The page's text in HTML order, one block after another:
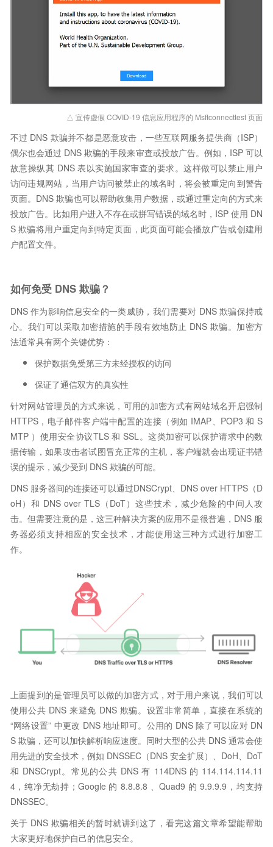
△ 宣传虚假 COVID-19 信息应用程序的 Msftconnecttest 页面
不过 DNS 欺骗并不都是恶意攻击，一些互联网服务提供商（ISP）
偶尔也会通过 DNS 欺骗的手段来审查或投放广告。例如，ISP 可以
故意操纵其 DNS 表以实施国家审查的要求。这样做可以禁止用户
访问违规网站，当用户访问被禁止的域名时，将会被重定向到警告
页面。DNS 欺骗也可以帮助收集用户数据，或通过重定向的方式来
投放广告。比如用户进入不存在或拼写错误的域名时，ISP 使用 DN
S 欺骗将用户重定向到特定页面，此页面可能会播放广告或创建用
户配置文件。
如何免受 DNS 欺骗？
DNS 作为影响信息安全的一类威胁，我们需要对 DNS 欺骗保持戒
心。我们可以采取加密措施的手段有效地防止 DNS 欺骗。加密方
法通常具有两个关键优势：
保护数据免受第三方未经授权的访问
保证了通信双方的真实性
针对网站管理员的方式来说，可用的加密方式有网站域名开启强制
HTTPS，电子邮件客户端中配置的连接（例如 IMAP、POP3 和 S
MTP ）使用安全协议TLS 和 SSL。这类加密可以保护请求中的数
据传输，如果攻击者试图冒充正常的主机，客户端就会出现证书错
误的提示，减少受到 DNS 欺骗的可能。
DNS 服务器间的连接还可以通过DNSCrypt、DNS over HTTPS（D
oH）和 DNS over TLS（DoT）这些技术，减少危险的中间人攻
击。但需要注意的是，这三种解决方案的应用不是很普遍，DNS 服
务器必须支持相应的安全技术，才能使用这三种方式进行加密工
作。
上面提到的是管理员可以做的加密方式，对于用户来说，我们可以
使用公共 DNS 来避免 DNS 欺骗。设置非常简单，直接在系统的
“网络设置” 中更改 DNS 地址即可。公用的 DNS 除了可以应对 DN
S 欺骗，还可以加快解析响应速度。同时大型的公共 DNS 通常会使
用先进的安全技术，例如 DNSSEC（DNS 安全扩展）、DoH、DoT
和 DNSCrypt。常见的公共 DNS 有 114DNS 的 114.114.114.11
4，纯净无劫持；Google 的 8.8.8.8 、Quad9 的 9.9.9.9，均支持
DNSSEC。
关于 DNS 欺骗相关的暂时就讲到这了，看完这篇文章希望能帮助
大家更好地保护自己的信息安全。